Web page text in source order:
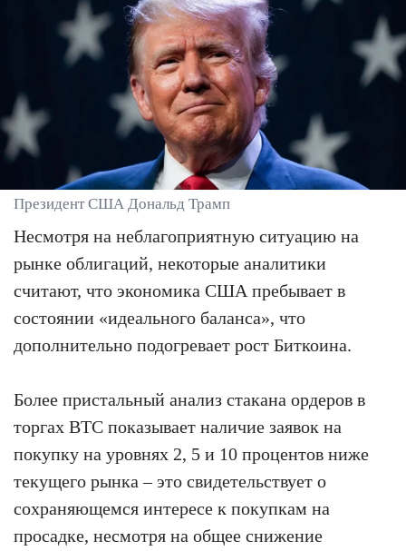
Президент США Дональд Трамп
Несмотря на неблагоприятную ситуацию на
рынке облигаций, некоторые аналитики
считают, что экономика США пребывает в
состоянии «идеального баланса», что
дополнительно подогревает рост Биткоина.
Более пристальный анализ стакана ордеров в
торгах BTC показывает наличие заявок на
покупку на уровнях 2, 5 и 10 процентов ниже
текущего рынка – это свидетельствует о
сохраняющемся интересе к покупкам на
просадке, несмотря на общее снижение